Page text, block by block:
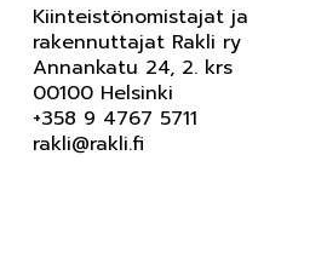
Kiinteistönomistajat ja
rakennuttajat Rakli ry
Annankatu 24, 2. krs
00100 Helsinki
+358 9 4767 5711
rakli@rakli.fi